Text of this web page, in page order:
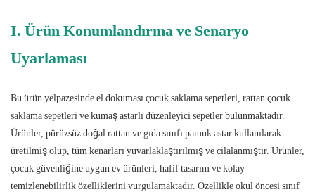
I. Ürün Konumlandırma ve Senaryo
Uyarlaması
Bu ürün yelpazesinde el dokuması çocuk saklama sepetleri, rattan çocuk
saklama sepetleri ve kumaş astarlı düzenleyici sepetler bulunmaktadır.
Ürünler, pürüzsüz doğal rattan ve gıda sınıfı pamuk astar kullanılarak
üretilmiş olup, tüm kenarları yuvarlaklaştırılmış ve cilalanmıştır. Ürünler,
çocuk güvenliğine uygun ev ürünleri, hafif tasarım ve kolay
temizlenebilirlik özelliklerini vurgulamaktadır. Özellikle okul öncesi sınıf